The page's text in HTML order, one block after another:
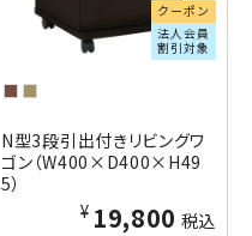
クーポン
法人会員
割引対象
N型3段引出付きリビングワ
ゴン（W400×D400×H49
5）
¥19,800 税込